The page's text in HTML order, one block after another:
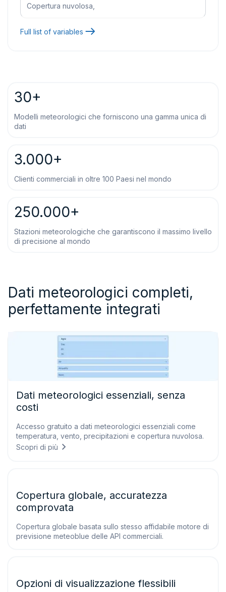
Copertura nuvolosa
Full list of variables
30+
Modelli meteorologici che forniscono una gamma unica di
dati
3.000+
Clienti commerciali in oltre 100 Paesi nel mondo
250.000+
Stazioni meteorologiche che garantiscono il massimo livello
di precisione al mondo
Dati meteorologici completi,
perfettamente integrati
Dati meteorologici essenziali, senza
costi
Accesso gratuito a dati meteorologici essenziali come
temperatura, vento, precipitazioni e copertura nuvolosa.
Scopri di più
Copertura globale, accuratezza
comprovata
Copertura globale basata sullo stesso affidabile motore di
previsione meteoblue delle API commerciali.
Opzioni di visualizzazione flessibili